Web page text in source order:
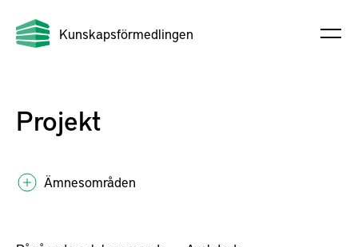
Kunskapsförmedlingen
Projekt
Ämnesområden